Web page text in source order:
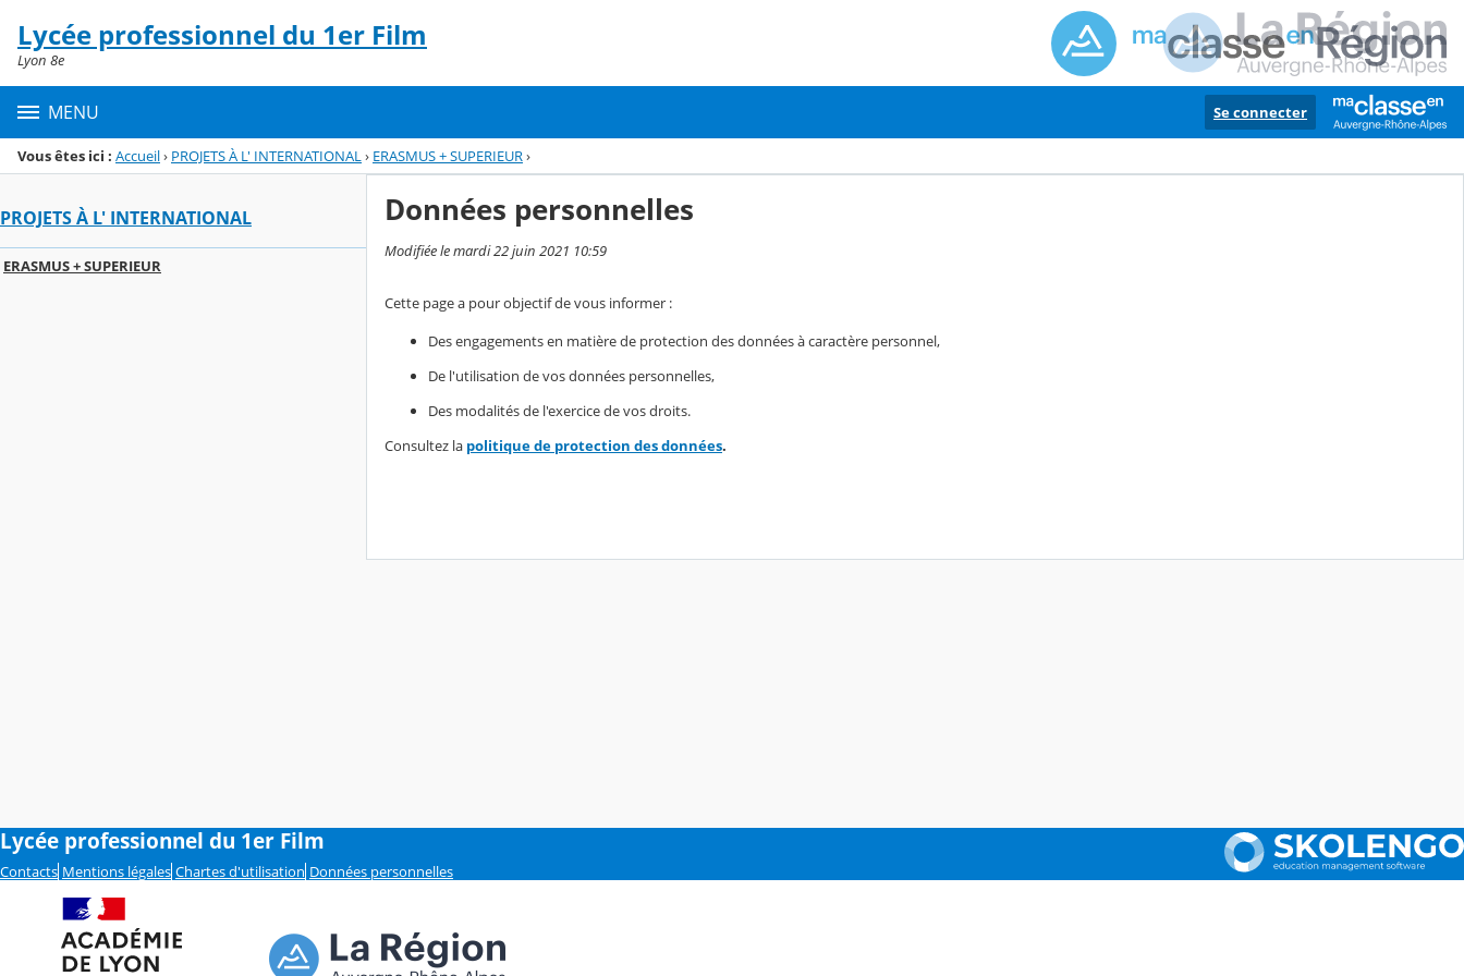
Menu de la rubrique
Contenu
Lycée professionnel du 1er Film
Lyon 8e
MENU Se connecter
Vous êtes ici : Accueil› PROJETS À L' INTERNATIONAL› ERASMUS + SUPERIEUR›
PROJETS À L' INTERNATIONAL
ERASMUS + SUPERIEUR
Données personnelles
Modifiée le mardi 22 juin 2021 10:59
Cette page a pour objectif de vous informer :
Des engagements en matière de protection des données à caractère personnel,
De l'utilisation de vos données personnelles,
Des modalités de l'exercice de vos droits.
Consultez la politique de protection des données.
Lycée professionnel du 1er Film
Contacts Mentions légales Chartes d'utilisation Données personnelles